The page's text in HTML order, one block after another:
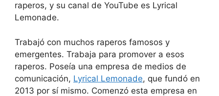
raperos, y su canal de YouTube es Lyrical
Lemonade.
Trabajó con muchos raperos famosos y
emergentes. Trabaja para promover a esos
raperos. Poseía una empresa de medios de
comunicación, Lyrical Lemonade, que fundó en
2013 por sí mismo. Comenzó esta empresa en